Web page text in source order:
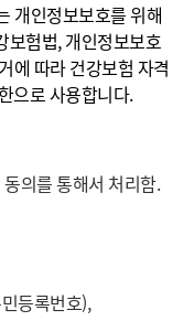
개인정보보호를 위해
보험법, 개인정보보호
에 따라 건강보험 자격
으로 사용합니다.
의를 통해서 처리함.
등록번호),